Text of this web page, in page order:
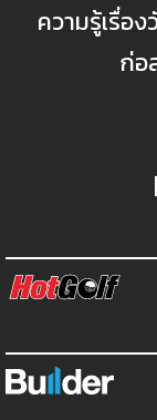
ความรู้เรื่อ
ก่อ